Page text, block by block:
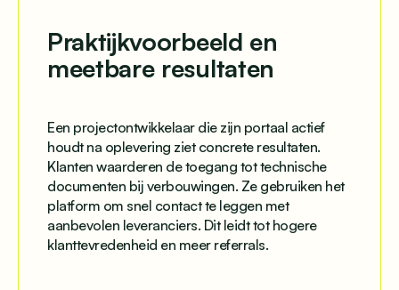
Praktijkvoorbeeld en
meetbare resultaten
Een projectontwikkelaar die zijn portaal actief
houdt na oplevering ziet concrete resultaten.
Klanten waarderen de toegang tot technische
documenten bij verbouwingen. Ze gebruiken het
platform om snel contact te leggen met
aanbevolen leveranciers. Dit leidt tot hogere
klanttevredenheid en meer referrals.